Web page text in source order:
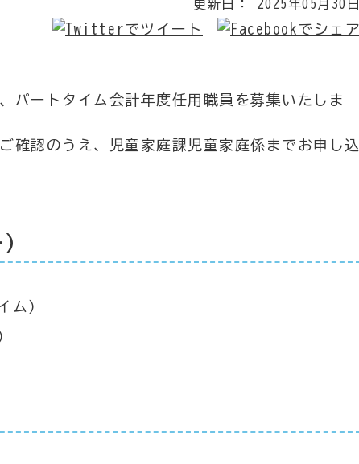
更新日： 2025年05月30日
パートタイム会計年度任用職員を募集いたしま
確認のうえ、児童家庭課児童家庭係までお申し込
ム）